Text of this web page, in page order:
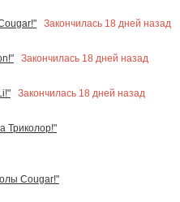
Закончилась 18 дней назад
Закончилась 18 дней назад
Закончилась 18 дней назад
Триколор!"
Cougar!"